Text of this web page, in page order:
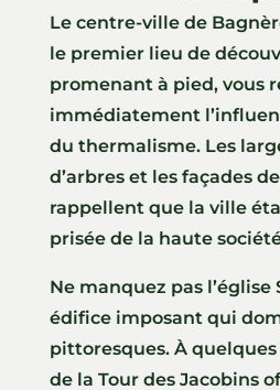
Le centre-ville de
le premier lieu de
promenant à pied, vous
immédiatement
du thermalisme. Les
d’arbres et les façades
rappellent que la ville
prisée de la haute
Ne manquez pas
édifice imposant qui
pittoresques. À quelques
de la Tour des Jacobins